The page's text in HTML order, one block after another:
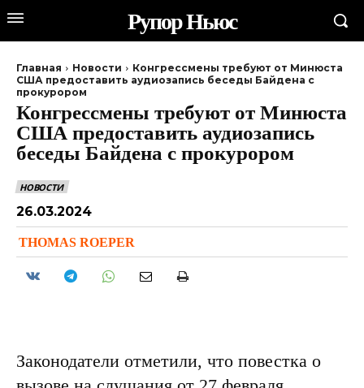
Рупор Ньюс
Главная Новости
Конгрессмены требуют от Минюста
США предоставить аудиозапись беседы Байдена с
прокурором
Конгрессмены требуют от Минюста
США предоставить аудиозапись
беседы Байдена с прокурором
НОВОСТИ
26.03.2024
THOMAS ROEPER
Законодатели отметили, что повестка о